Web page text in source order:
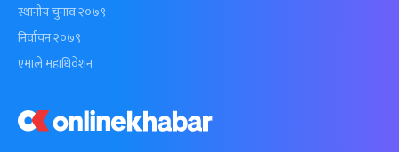
स्थानीय चुनाव २०७९
निर्वाचन २०७९
एमाले महाधिवेशन